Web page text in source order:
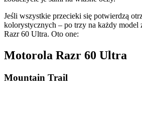
Jeśli wszystkie przecieki się potwierdzą
kolorystycznych – po trzy na każdy model
Razr 60 Ultra. Oto one:
Motorola Razr 60 Ultra
Mountain Trail